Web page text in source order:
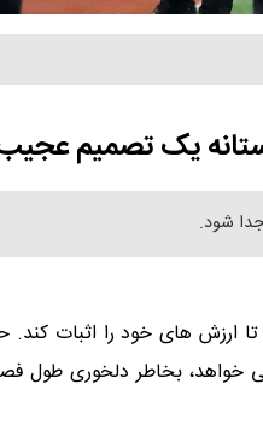
یک تصمیم
ارزش های خود را اثبات کند.
می خواهد، بخاطر دلخوری